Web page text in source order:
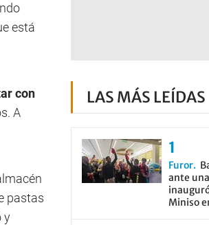
está
con
A
pastas
y
LAS MÁS LEÍDAS
Furor
ante
Miniso